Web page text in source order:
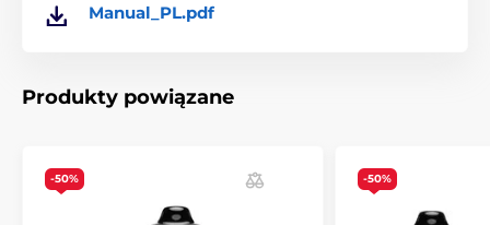
Akcesoria do obroży treningowych
Manual_PL.pdf
Produkty powiązane
-50% -50%